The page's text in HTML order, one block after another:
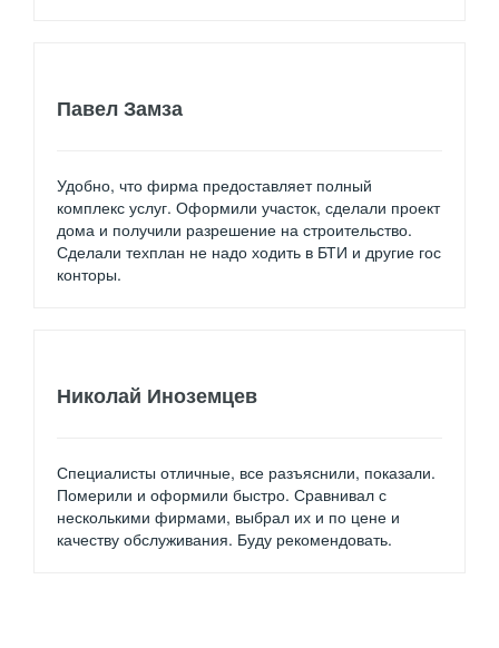
Павел Замза
Удобно, что фирма предоставляет полный
комплекс услуг. Оформили участок, сделали проект
дома и получили разрешение на строительство.
Сделали техплан не надо ходить в БТИ и другие гос
конторы.
Николай Иноземцев
Специалисты отличные, все разъяснили, показали.
Померили и оформили быстро. Сравнивал с
несколькими фирмами, выбрал их и по цене и
качеству обслуживания. Буду рекомендовать.